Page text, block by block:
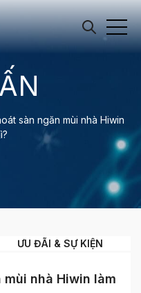
sàn ngăn mùi nhà Hiwin
ƯU ĐÃI & SỰ KIỆN
nhà Hiwin làm